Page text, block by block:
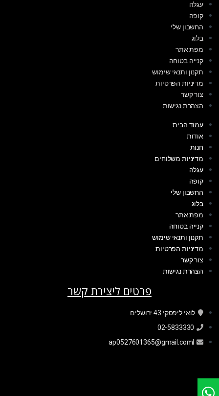
עגלה
קופה
החשבון שלי
בלוג
מפת אתר
קנייה בטוחה
תקנון ותנאי שימוש
מדיניות הפרטיות
צור קשר
הצהרת נגישות
עמוד הבית
אודות
חנות
מדיניות משלוחים
עגלה
קופה
החשבון שלי
בלוג
מפת אתר
קנייה בטוחה
תקנון ותנאי שימוש
מדיניות הפרטיות
צור קשר
הצהרת נגישות
פרטים ליצירת קשר
לואי ליפסקי 43 ירושלים
02-5833330
ap0527601365@gmail.coml